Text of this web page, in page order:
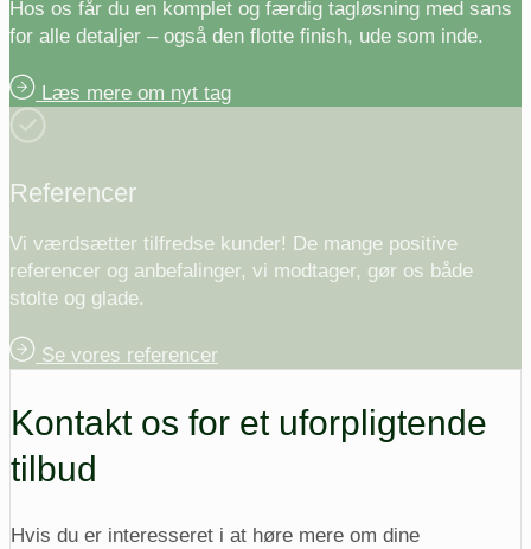
Hos os får du en komplet og færdig tagløsning med sans
for alle detaljer – også den flotte finish, ude som inde.
Læs mere om nyt tag
Referencer
Vi værdsætter tilfredse kunder! De mange positive
referencer og anbefalinger, vi modtager, gør os både
stolte og glade.
Se vores referencer
Kontakt os for et uforpligtende
tilbud
Hvis du er interesseret i at høre mere om dine